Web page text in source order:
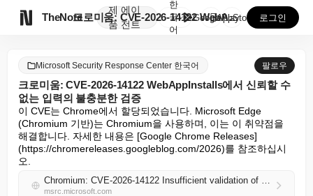
TheNote
제
품
에이
전트
크로미움: CVE-2026-14122 WebAppIns...
한
국
어
GooglePlay
AppStore 로그인
Microsoft Security Response Center 한국어 팔로우
크로미움: CVE-2026-14122 WebAppInstalls에서 신뢰할 수
없는 입력의 불충분한 검증
이 CVE는 Chrome에서 할당되었습니다. Microsoft Edge
(Chromium 기반)는 Chromium을 사용하며, 이는 이 취약점을
해결합니다. 자세한 내용은 [Google Chrome Releases]
(https://chromereleases.googleblog.com/2026)를 참조하십시
오.
Chromium: CVE-2026-14122 Insufficient validation of untrusted input in WebAppInstalls
msrc.microsoft.com